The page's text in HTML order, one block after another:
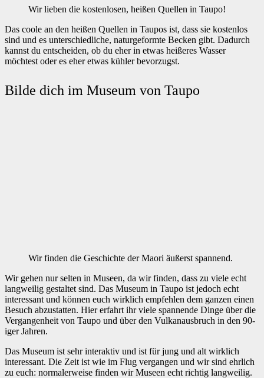
Wir lieben die kostenlosen, heißen Quellen in Taupo!
Das coole an den heißen Quellen in Taupos ist, dass sie kostenlos
sind und es unterschiedliche, naturgeformte Becken gibt. Dadurch
kannst du entscheiden, ob du eher in etwas heißeres Wasser
möchtest oder es eher etwas kühler bevorzugst.
Bilde dich im Museum von Taupo
Wir finden die Geschichte der Maori äußerst spannend.
Wir gehen nur selten in Museen, da wir finden, dass zu viele echt
langweilig gestaltet sind. Das Museum in Taupo ist jedoch echt
interessant und können euch wirklich empfehlen dem ganzen einen
Besuch abzustatten. Hier erfahrt ihr viele spannende Dinge über die
Vergangenheit von Taupo und über den Vulkanausbruch in den 90-
iger Jahren.
Das Museum ist sehr interaktiv und ist für jung und alt wirklich
interessant. Die Zeit ist wie im Flug vergangen und wir sind ehrlich
zu euch: normalerweise finden wir Museen echt richtig langweilig.